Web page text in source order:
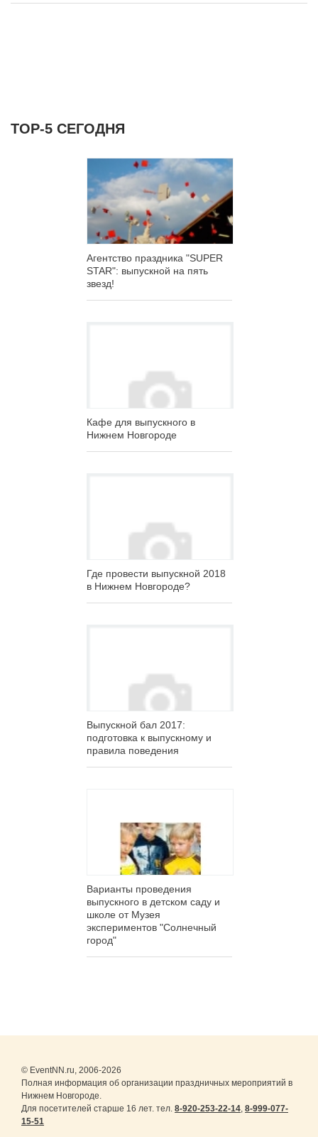
ТОР-5 СЕГОДНЯ
Агентство праздника "SUPER
STAR": выпускной на пять
звезд!
Кафе для выпускного в
Нижнем Новгороде
Где провести выпускной 2018
в Нижнем Новгороде?
Выпускной бал 2017:
подготовка к выпускному и
правила поведения
Варианты проведения
выпускного в детском саду и
школе от Музея
экспериментов "Солнечный
город"
© EventNN.ru, 2006-2026
Полная информация об организации праздничных мероприятий в
Нижнем Новгороде.
Для посетителей старше 16 лет. тел. 8-920-253-22-14, 8-999-077-
15-51